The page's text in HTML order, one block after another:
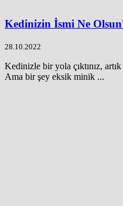
Kedinizin İsmi Ne
28.10.2022
Kedinizle bir yola çıktınız,
Ama bir şey eksik minik ...